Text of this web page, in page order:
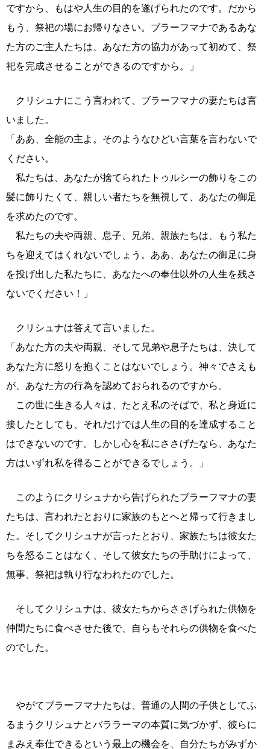
ですから、もはや人生の目的を遂げられたのです。だから
もう、祭祀の場にお帰りなさい。ブラーフマナであるあな
た方のご主人たちは、あなた方の協力があって初めて、祭
祀を完成させることができるのですから。」
クリシュナにこう言われて、ブラーフマナの妻たちは言
いました。
「ああ、全能の主よ。そのようなひどい言葉を言わないで
ください。
私たちは、あなたが捨てられたトゥルシーの飾りをこの
髪に飾りたくて、親しい者たちを無視して、あなたの御足
を求めたのです。
私たちの夫や両親、息子、兄弟、親族たちは、もう私た
ちを迎えてはくれないでしょう。ああ、あなたの御足に身
を投げ出した私たちに、あなたへの奉仕以外の人生を残さ
ないでください！」
クリシュナは答えて言いました。
「あなた方の夫や両親、そして兄弟や息子たちは、決して
あなた方に怒りを抱くことはないでしょう。神々でさえも
が、あなた方の行為を認めておられるのですから。
この世に生きる人々は、たとえ私のそばで、私と身近に
接したとしても、それだけでは人生の目的を達成すること
はできないのです。しかし心を私にささげたなら、あなた
方はいずれ私を得ることができるでしょう。」
このようにクリシュナから告げられたブラーフマナの妻
たちは、言われたとおりに家族のもとへと帰って行きまし
た。そしてクリシュナが言ったとおり、家族たちは彼女た
ちを怒ることはなく、そして彼女たちの手助けによって、
無事、祭祀は執り行なわれたのでした。
そしてクリシュナは、彼女たちからささげられた供物を
仲間たちに食べさせた後で、自らもそれらの供物を食べた
のでした。
やがてブラーフマナたちは、普通の人間の子供としてふ
るまうクリシュナとバララーマの本質に気づかず、彼らに
まみえ奉仕できるという最上の機会を、自分たちがみずか